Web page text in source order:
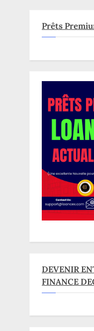
Prêts
DEVENIR
FINANCE